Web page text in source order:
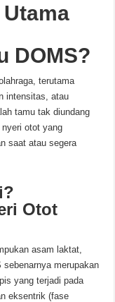
DOMS?
terutama
intensitas, atau
tamu tak diundang
otot yang
saat atau segera
Otot
asam laktat,
sebenarnya merupakan
yang terjadi pada
eksentrik (fase